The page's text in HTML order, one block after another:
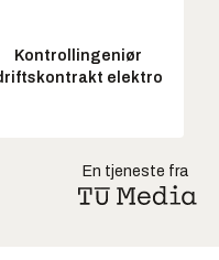
Kontrollingeniør
elektro
En tjeneste fra